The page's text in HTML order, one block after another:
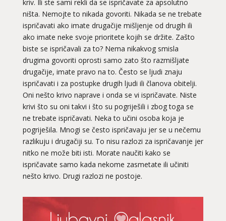
kriv. Ili ste sami rekli da se ispričavate za apsolutno
ništa. Nemojte to nikada govoriti. Nikada se ne trebate
ispričavati ako imate drugačije mišljenje od drugih ili
ako imate neke svoje prioritete kojih se držite. Zašto
biste se ispričavali za to? Nema nikakvog smisla
drugima govoriti oprosti samo zato što razmišljate
drugačije, imate pravo na to. Često se ljudi znaju
ispričavati i za postupke drugih ljudi ili članova obitelji.
Oni nešto krivo naprave i onda se vi ispričavate. Niste
krivi što su oni takvi i što su pogriješili i zbog toga se
ne trebate ispričavati. Neka to učini osoba koja je
pogriješila. Mnogi se često ispričavaju jer se u nečemu
razlikuju i drugačiji su. To nisu razlozi za ispričavanje jer
nitko ne može biti isti. Morate naučiti kako se
ispričavate samo kada nekome zasmetate ili učiniti
nešto krivo. Drugi razlozi ne postoje.